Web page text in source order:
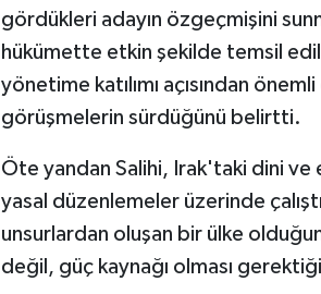
gördükleri adayın özgeçmişini
hükümette etkin şekilde temsil
yönetime katılımı açısından
görüşmelerin sürdüğünü belirtti.
Öte yandan Salihi, Irak'taki dini ve
yasal düzenlemeler üzerinde
unsurlardan oluşan bir ülke
değil, güç kaynağı olması